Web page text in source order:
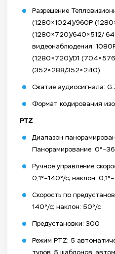
Разрешение
(1280×1024)/960P
(1280×720)/640×512/
видеонаблюдения:
(1280×720)/D1
(352×288/352×240)
Сжатие аудиосигнала:
Формат кодирования
PTZ
Диапазон
Панорамирование:
Ручное управление
0,1°–140°/с; наклон:
Скорость по
140°/с; наклон: 50°/с
Предустановки: 300
Режим PTZ: 5
туров, 5 шаблонов,